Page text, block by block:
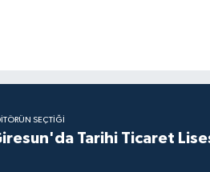
SEÇTIĞI
Tarihi Ticaret